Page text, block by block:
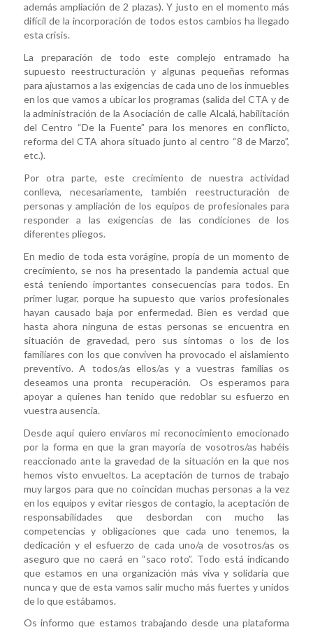
además ampliación de 2 plazas). Y justo en el momento más
difícil de la incorporación de todos estos cambios ha llegado
esta crisis.
La preparación de todo este complejo entramado ha
supuesto reestructuración y algunas pequeñas reformas
para ajustarnos a las exigencias de cada uno de los inmuebles
en los que vamos a ubicar los programas (salida del CTA y de
la administración de la Asociación de calle Alcalá, habilitación
del Centro “De la Fuente” para los menores en conflicto,
reforma del CTA ahora situado junto al centro “8 de Marzo”,
etc.).
Por otra parte, este crecimiento de nuestra actividad
conlleva, necesariamente, también reestructuración de
personas y ampliación de los equipos de profesionales para
responder a las exigencias de las condiciones de los
diferentes pliegos.
En medio de toda esta vorágine, propia de un momento de
crecimiento, se nos ha presentado la pandemia actual que
está teniendo importantes consecuencias para todos. En
primer lugar, porque ha supuesto que varios profesionales
hayan causado baja por enfermedad. Bien es verdad que
hasta ahora ninguna de estas personas se encuentra en
situación de gravedad, pero sus síntomas o los de los
familiares con los que conviven ha provocado el aislamiento
preventivo. A todos/as ellos/as y a vuestras familias os
deseamos una pronta recuperación. Os esperamos para
apoyar a quienes han tenido que redoblar su esfuerzo en
vuestra ausencia.
Desde aquí quiero enviaros mi reconocimiento emocionado
por la forma en que la gran mayoría de vosotros/as habéis
reaccionado ante la gravedad de la situación en la que nos
hemos visto envueltos. La aceptación de turnos de trabajo
muy largos para que no coincidan muchas personas a la vez
en los equipos y evitar riesgos de contagio, la aceptación de
responsabilidades que desbordan con mucho las
competencias y obligaciones que cada uno tenemos, la
dedicación y el esfuerzo de cada uno/a de vosotros/as os
aseguro que no caerá en “saco roto”. Todo está indicando
que estamos en una organización más viva y solidaria que
nunca y que de esta vamos salir mucho más fuertes y unidos
de lo que estábamos.
Os informo que estamos trabajando desde una plataforma